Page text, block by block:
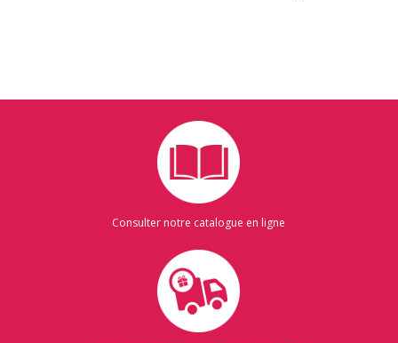
Consulter notre catalogue en ligne